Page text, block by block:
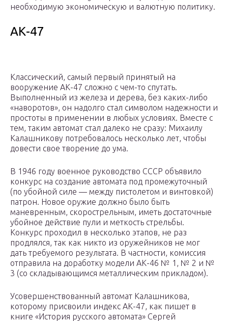
необходимую экономическую и валютную политику.
АК-47
Классический, самый первый принятый на
вооружение АК-47 сложно с чем-то спутать.
Выполненный из железа и дерева, без каких-либо
«наворотов», он надолго стал символом надежности и
простоты в применении в любых условиях. Вместе с
тем, таким автомат стал далеко не сразу: Михаилу
Калашникову потребовалось несколько лет, чтобы
довести свое творение до ума.
В 1946 году военное руководство СССР объявило
конкурс на создание автомата под промежуточный
(по убойной силе — между пистолетом и винтовкой)
патрон. Новое оружие должно было быть
маневренным, скорострельным, иметь достаточные
убойное действие пули и меткость стрельбы.
Конкурс проходил в несколько этапов, не раз
продлялся, так как никто из оружейников не мог
дать требуемого результата. В частности, комиссия
отправила на доработку модели АК-46 № 1, № 2 и №
3 (со складывающимся металлическим прикладом).
Усовершенствованный автомат Калашникова,
которому присвоили индекс АК-47, как пишет в
книге «История русского автомата» Сергей